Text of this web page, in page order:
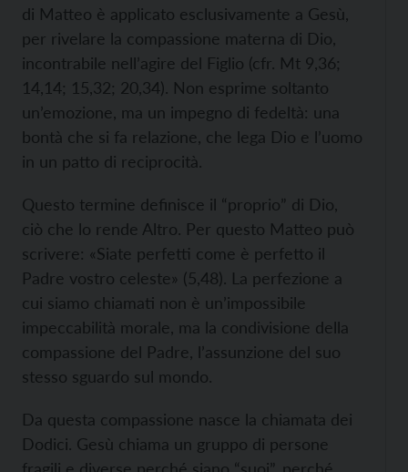
di Matteo è applicato esclusivamente a Gesù,
per rivelare la compassione materna di Dio,
incontrabile nell’agire del Figlio (cfr. Mt 9,36;
14,14; 15,32; 20,34). Non esprime soltanto
un’emozione, ma un impegno di fedeltà: una
bontà che si fa relazione, che lega Dio e l’uomo
in un patto di reciprocità.
Questo termine definisce il “proprio” di Dio,
ciò che lo rende Altro. Per questo Matteo può
scrivere: «Siate perfetti come è perfetto il
Padre vostro celeste» (5,48). La perfezione a
cui siamo chiamati non è un’impossibile
impeccabilità morale, ma la condivisione della
compassione del Padre, l’assunzione del suo
stesso sguardo sul mondo.
Da questa compassione nasce la chiamata dei
Dodici. Gesù chiama un gruppo di persone
fragili e diverse perché siano “suoi”, perché